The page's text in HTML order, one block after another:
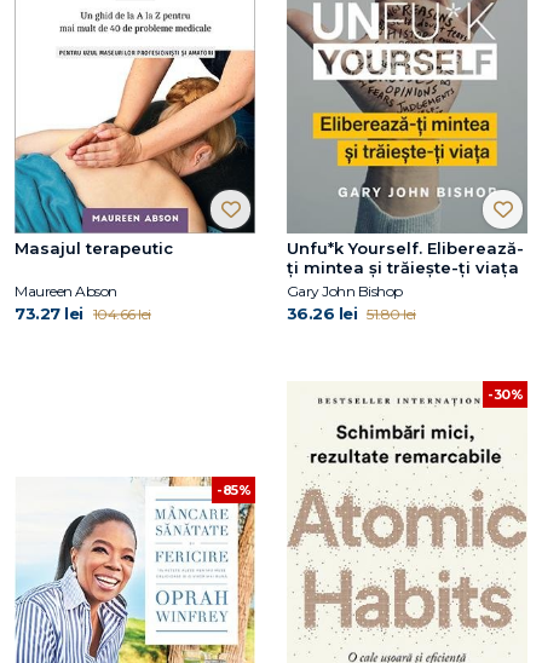
Masajul terapeutic
Maureen Abson
73.27 lei 104.66 lei
Unfu*k Yourself. Eliberează-
ți mintea și trăiește-ți viața
Gary John Bishop
36.26 lei 51.80 lei
-85%
-30%